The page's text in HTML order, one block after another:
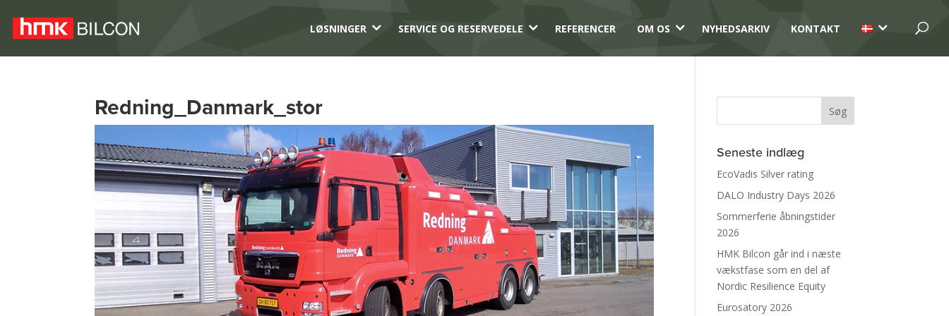
LØSNINGER 3 SERVICE OG RESERVEDELE 3 REFERENCER OM OS 3 NYHEDSARKIV KONTAKT 3
Redning_Danmark_stor
Seneste indlæg
EcoVadis Silver rating
DALO Industry Days 2026
Sommerferie åbningstider
2026
HMK Bilcon går ind i næste
vækstfase som en del af
Nordic Resilience Equity
Eurosatory 2026